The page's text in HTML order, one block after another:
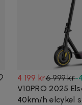
4 199 kr6 999 kr-
V10PRO 2025
40km/h elcykel